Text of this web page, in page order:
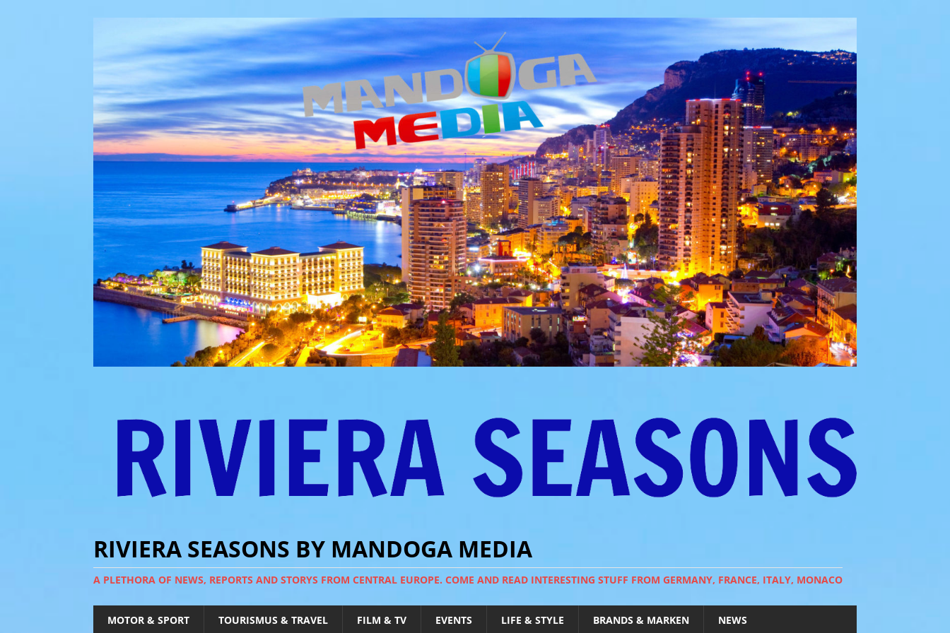
RIVIERA SEASONS BY MANDOGA MEDIA
A PLETHORA OF NEWS, REPORTS AND STORYS FROM CENTRAL EUROPE. COME AND READ INTERESTING STUFF FROM GERMANY, FRANCE, ITALY, MONACO
MOTOR & SPORT TOURISMUS & TRAVEL FILM & TV EVENTS LIFE & STYLE BRANDS & MARKEN NEWS